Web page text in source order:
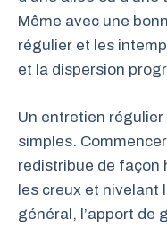
Même avec une
régulier et les
et la dispersion
Un entretien
simples.
redistribue de façon
les creux et nivelant
général, l’apport de